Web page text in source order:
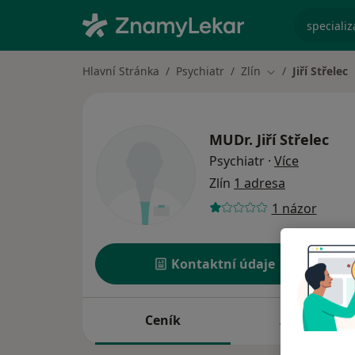
Hlavní Stránka Psychiatr Zlín Změna města
Jiří Střelec
MUDr. Jiří Střelec
Psychiatr · Více
Zlín 1 adresa
1 názor
Kontaktní údaje
Ceník Adresy